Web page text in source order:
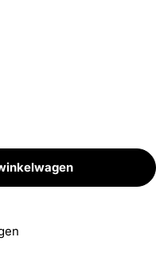
4 Wireless
Momentum 4